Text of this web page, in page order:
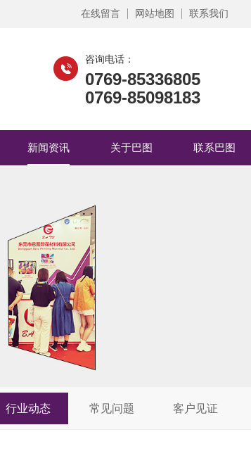
在线留言 网站地图 联系我们
咨询电话：
0769-85336805
0769-85098183
新闻资讯 关于巴图 联系巴图
行业动态 常见问题 客户见证